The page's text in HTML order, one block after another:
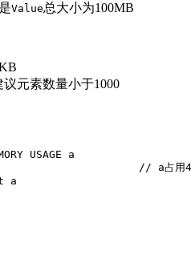
Value总大小为100MB
元素数量小于1000
USAGE a
// a占用48
a